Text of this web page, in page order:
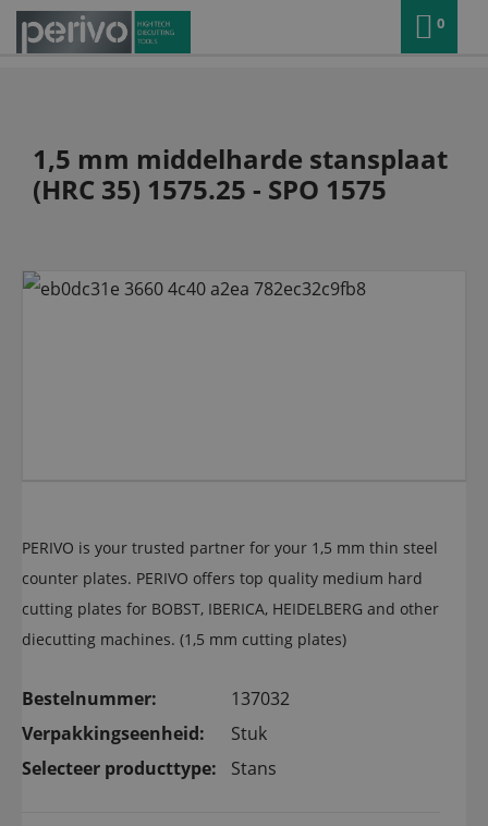
0
1,5 mm middelharde stansplaat
(HRC 35) 1575.25 - SPO 1575
PERIVO is your trusted partner for your 1,5 mm thin steel
counter plates. PERIVO offers top quality medium hard
cutting plates for BOBST, IBERICA, HEIDELBERG and other
diecutting machines. (1,5 mm cutting plates)
Bestelnummer:
137032
Verpakkingseenheid:
Stuk
Selecteer producttype:
Stans